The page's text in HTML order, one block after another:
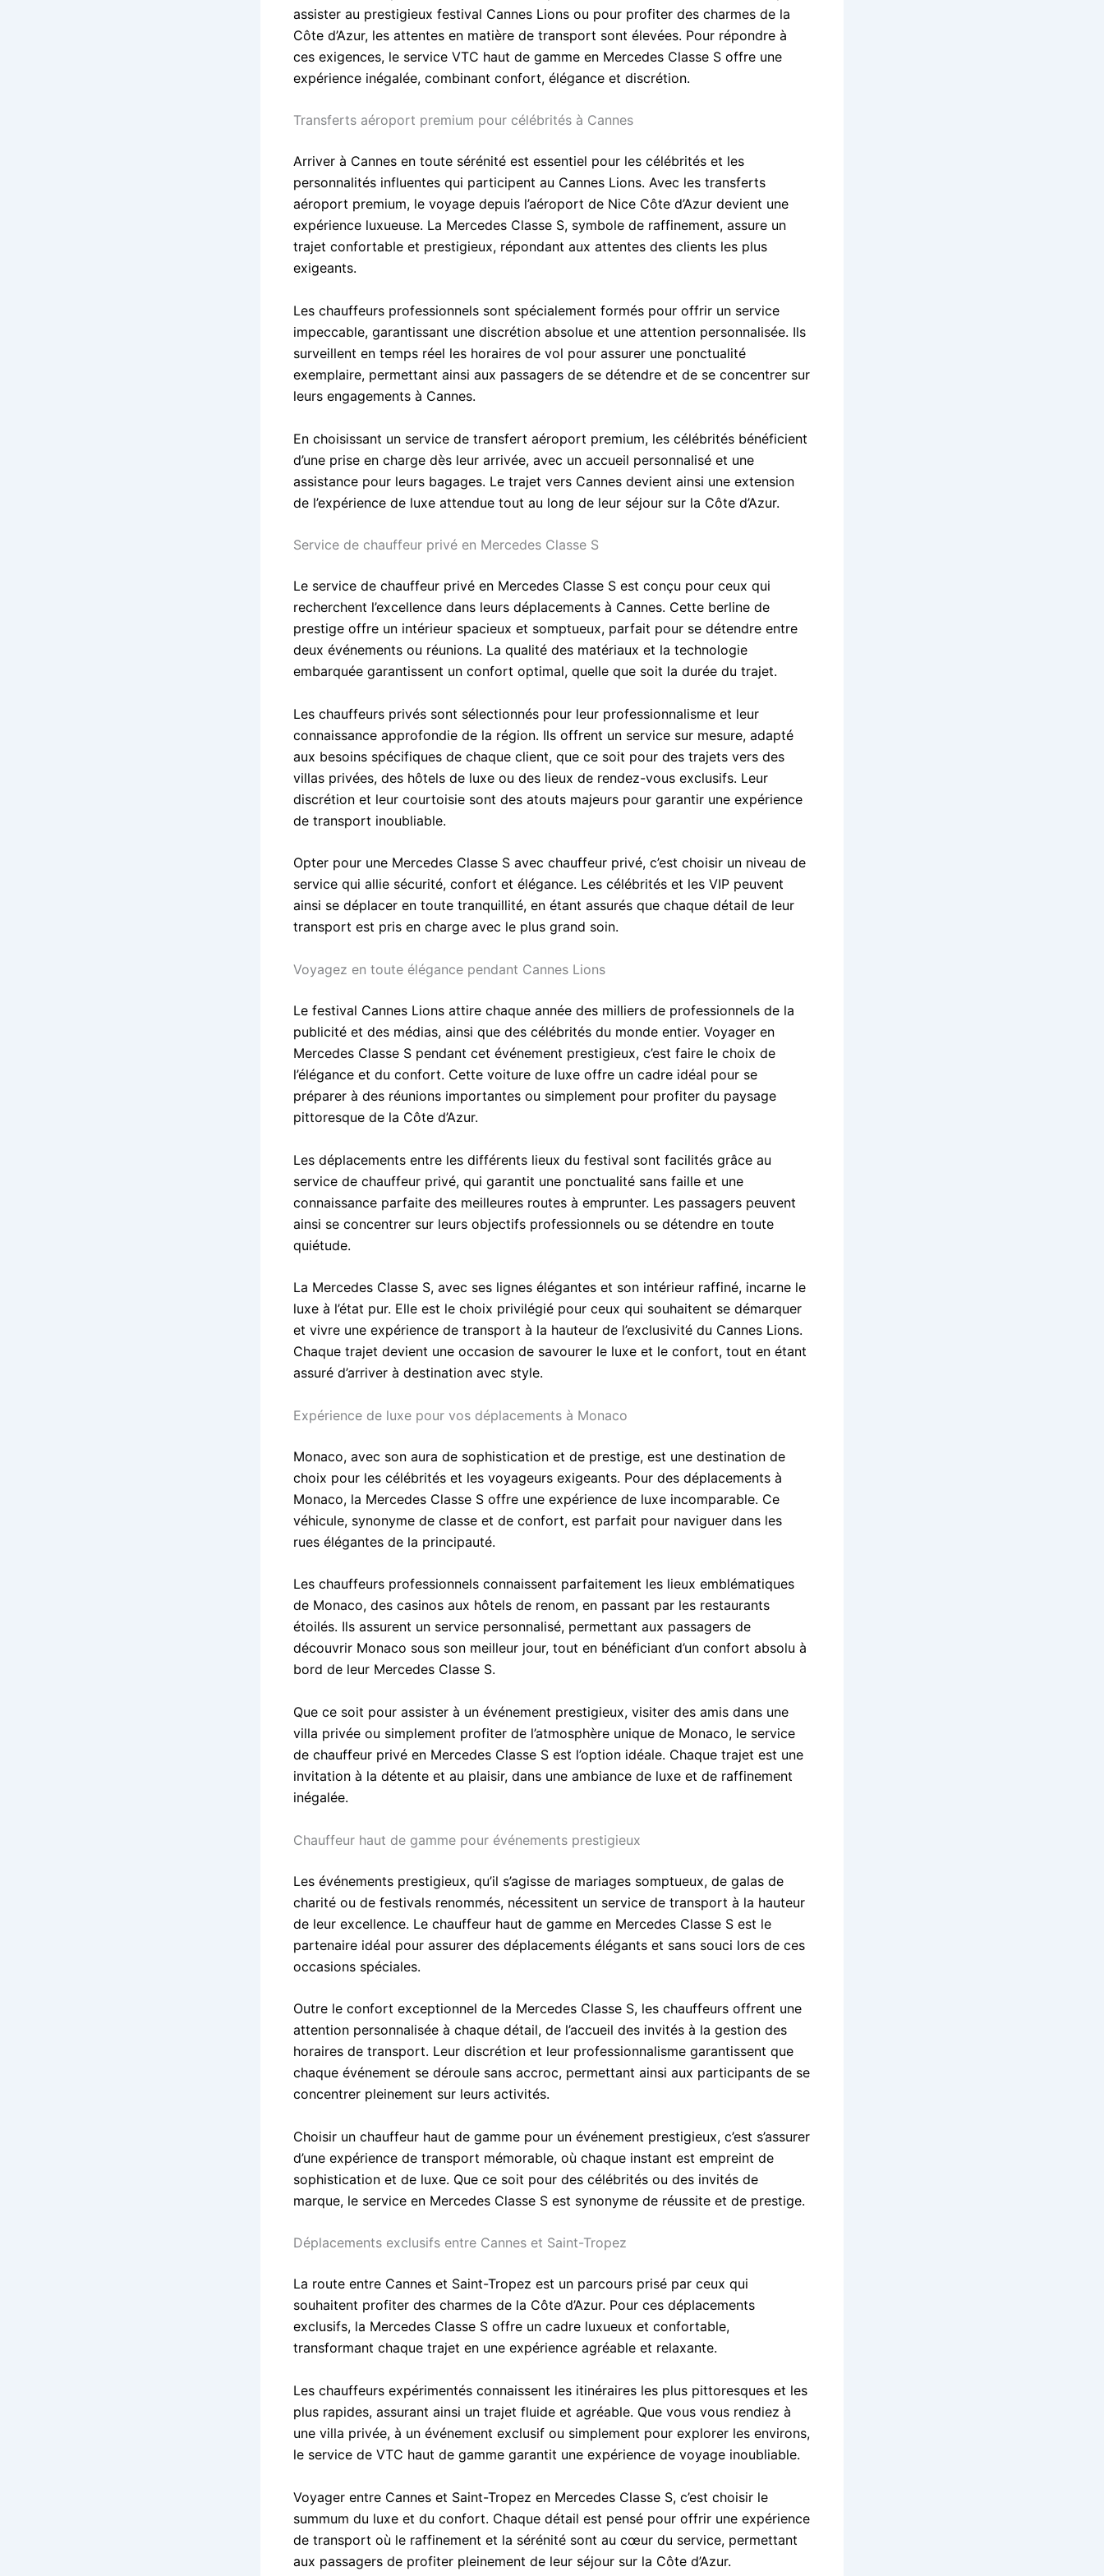
assister au prestigieux festival Cannes Lions ou pour profiter des charmes de la
Côte d’Azur, les attentes en matière de transport sont élevées. Pour répondre à
ces exigences, le service VTC haut de gamme en Mercedes Classe S offre une
expérience inégalée, combinant confort, élégance et discrétion.
Transferts aéroport premium pour célébrités à Cannes
Arriver à Cannes en toute sérénité est essentiel pour les célébrités et les
personnalités influentes qui participent au Cannes Lions. Avec les transferts
aéroport premium, le voyage depuis l’aéroport de Nice Côte d’Azur devient une
expérience luxueuse. La Mercedes Classe S, symbole de raffinement, assure un
trajet confortable et prestigieux, répondant aux attentes des clients les plus
exigeants.
Les chauffeurs professionnels sont spécialement formés pour offrir un service
impeccable, garantissant une discrétion absolue et une attention personnalisée. Ils
surveillent en temps réel les horaires de vol pour assurer une ponctualité
exemplaire, permettant ainsi aux passagers de se détendre et de se concentrer sur
leurs engagements à Cannes.
En choisissant un service de transfert aéroport premium, les célébrités bénéficient
d’une prise en charge dès leur arrivée, avec un accueil personnalisé et une
assistance pour leurs bagages. Le trajet vers Cannes devient ainsi une extension
de l’expérience de luxe attendue tout au long de leur séjour sur la Côte d’Azur.
Service de chauffeur privé en Mercedes Classe S
Le service de chauffeur privé en Mercedes Classe S est conçu pour ceux qui
recherchent l’excellence dans leurs déplacements à Cannes. Cette berline de
prestige offre un intérieur spacieux et somptueux, parfait pour se détendre entre
deux événements ou réunions. La qualité des matériaux et la technologie
embarquée garantissent un confort optimal, quelle que soit la durée du trajet.
Les chauffeurs privés sont sélectionnés pour leur professionnalisme et leur
connaissance approfondie de la région. Ils offrent un service sur mesure, adapté
aux besoins spécifiques de chaque client, que ce soit pour des trajets vers des
villas privées, des hôtels de luxe ou des lieux de rendez-vous exclusifs. Leur
discrétion et leur courtoisie sont des atouts majeurs pour garantir une expérience
de transport inoubliable.
Opter pour une Mercedes Classe S avec chauffeur privé, c’est choisir un niveau de
service qui allie sécurité, confort et élégance. Les célébrités et les VIP peuvent
ainsi se déplacer en toute tranquillité, en étant assurés que chaque détail de leur
transport est pris en charge avec le plus grand soin.
Voyagez en toute élégance pendant Cannes Lions
Le festival Cannes Lions attire chaque année des milliers de professionnels de la
publicité et des médias, ainsi que des célébrités du monde entier. Voyager en
Mercedes Classe S pendant cet événement prestigieux, c’est faire le choix de
l’élégance et du confort. Cette voiture de luxe offre un cadre idéal pour se
préparer à des réunions importantes ou simplement pour profiter du paysage
pittoresque de la Côte d’Azur.
Les déplacements entre les différents lieux du festival sont facilités grâce au
service de chauffeur privé, qui garantit une ponctualité sans faille et une
connaissance parfaite des meilleures routes à emprunter. Les passagers peuvent
ainsi se concentrer sur leurs objectifs professionnels ou se détendre en toute
quiétude.
La Mercedes Classe S, avec ses lignes élégantes et son intérieur raffiné, incarne le
luxe à l’état pur. Elle est le choix privilégié pour ceux qui souhaitent se démarquer
et vivre une expérience de transport à la hauteur de l’exclusivité du Cannes Lions.
Chaque trajet devient une occasion de savourer le luxe et le confort, tout en étant
assuré d’arriver à destination avec style.
Expérience de luxe pour vos déplacements à Monaco
Monaco, avec son aura de sophistication et de prestige, est une destination de
choix pour les célébrités et les voyageurs exigeants. Pour des déplacements à
Monaco, la Mercedes Classe S offre une expérience de luxe incomparable. Ce
véhicule, synonyme de classe et de confort, est parfait pour naviguer dans les
rues élégantes de la principauté.
Les chauffeurs professionnels connaissent parfaitement les lieux emblématiques
de Monaco, des casinos aux hôtels de renom, en passant par les restaurants
étoilés. Ils assurent un service personnalisé, permettant aux passagers de
découvrir Monaco sous son meilleur jour, tout en bénéficiant d’un confort absolu à
bord de leur Mercedes Classe S.
Que ce soit pour assister à un événement prestigieux, visiter des amis dans une
villa privée ou simplement profiter de l’atmosphère unique de Monaco, le service
de chauffeur privé en Mercedes Classe S est l’option idéale. Chaque trajet est une
invitation à la détente et au plaisir, dans une ambiance de luxe et de raffinement
inégalée.
Chauffeur haut de gamme pour événements prestigieux
Les événements prestigieux, qu’il s’agisse de mariages somptueux, de galas de
charité ou de festivals renommés, nécessitent un service de transport à la hauteur
de leur excellence. Le chauffeur haut de gamme en Mercedes Classe S est le
partenaire idéal pour assurer des déplacements élégants et sans souci lors de ces
occasions spéciales.
Outre le confort exceptionnel de la Mercedes Classe S, les chauffeurs offrent une
attention personnalisée à chaque détail, de l’accueil des invités à la gestion des
horaires de transport. Leur discrétion et leur professionnalisme garantissent que
chaque événement se déroule sans accroc, permettant ainsi aux participants de se
concentrer pleinement sur leurs activités.
Choisir un chauffeur haut de gamme pour un événement prestigieux, c’est s’assurer
d’une expérience de transport mémorable, où chaque instant est empreint de
sophistication et de luxe. Que ce soit pour des célébrités ou des invités de
marque, le service en Mercedes Classe S est synonyme de réussite et de prestige.
Déplacements exclusifs entre Cannes et Saint-Tropez
La route entre Cannes et Saint-Tropez est un parcours prisé par ceux qui
souhaitent profiter des charmes de la Côte d’Azur. Pour ces déplacements
exclusifs, la Mercedes Classe S offre un cadre luxueux et confortable,
transformant chaque trajet en une expérience agréable et relaxante.
Les chauffeurs expérimentés connaissent les itinéraires les plus pittoresques et les
plus rapides, assurant ainsi un trajet fluide et agréable. Que vous vous rendiez à
une villa privée, à un événement exclusif ou simplement pour explorer les environs,
le service de VTC haut de gamme garantit une expérience de voyage inoubliable.
Voyager entre Cannes et Saint-Tropez en Mercedes Classe S, c’est choisir le
summum du luxe et du confort. Chaque détail est pensé pour offrir une expérience
de transport où le raffinement et la sérénité sont au cœur du service, permettant
aux passagers de profiter pleinement de leur séjour sur la Côte d’Azur.